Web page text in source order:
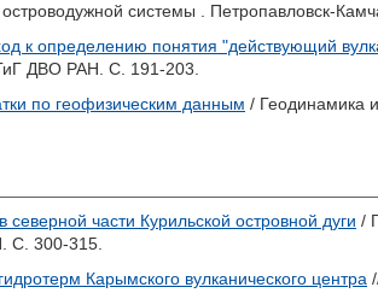
системы . Петропавловск-
к определению понятия "действующий
ДВО РАН. С. 191-203.
по геофизическим данным / Геодинамика
части Курильской островной дуги /
С. 300-315.
Карымского вулканического центра